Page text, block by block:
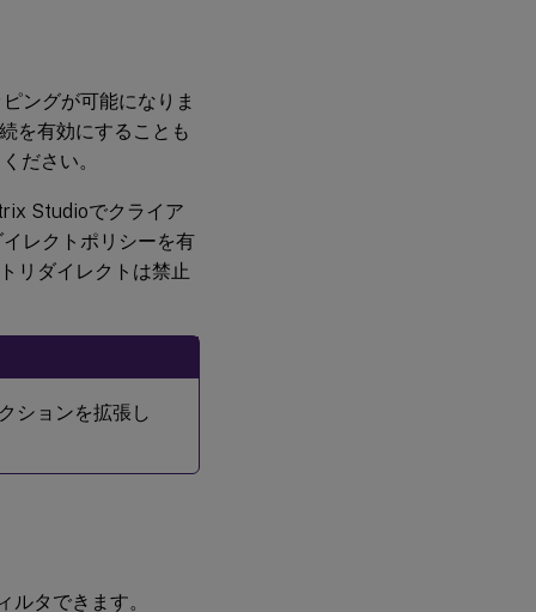
ングが可能になりま
を有効にすることも
ださい。
Studioでクライア
レクトポリシーを有
リダイレクトは禁止
ションを拡張し
タできます。